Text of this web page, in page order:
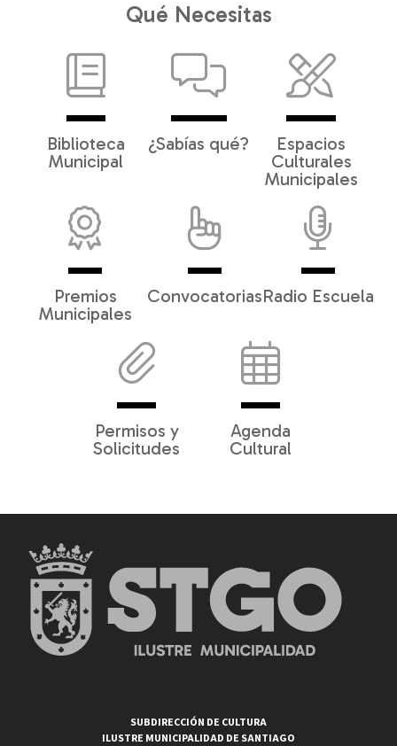
Qué Necesitas
Biblioteca
Municipal
¿Sabías qué?
Espacios
Culturales
Municipales
Premios
Municipales
ConvocatoriasRadio Escuela
Permisos y
Solicitudes
Agenda
Cultural
SUBDIRECCIÓN DE CULTURA
ILUSTRE MUNICIPALIDAD DE SANTIAGO